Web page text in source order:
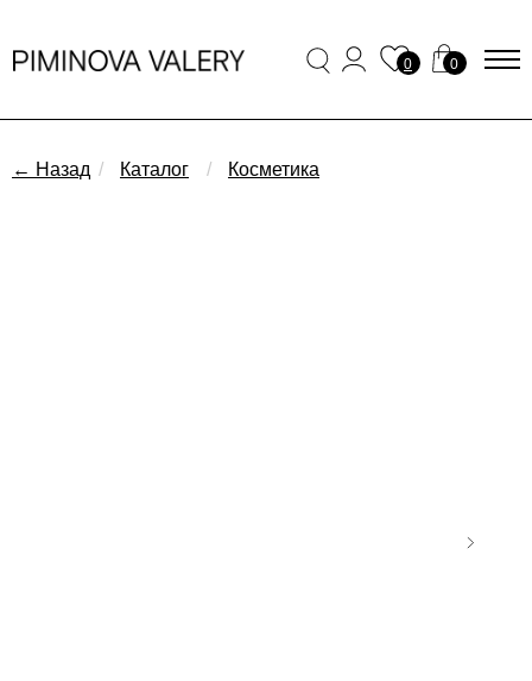
0
0
← Назад Каталог
/ / Косметика